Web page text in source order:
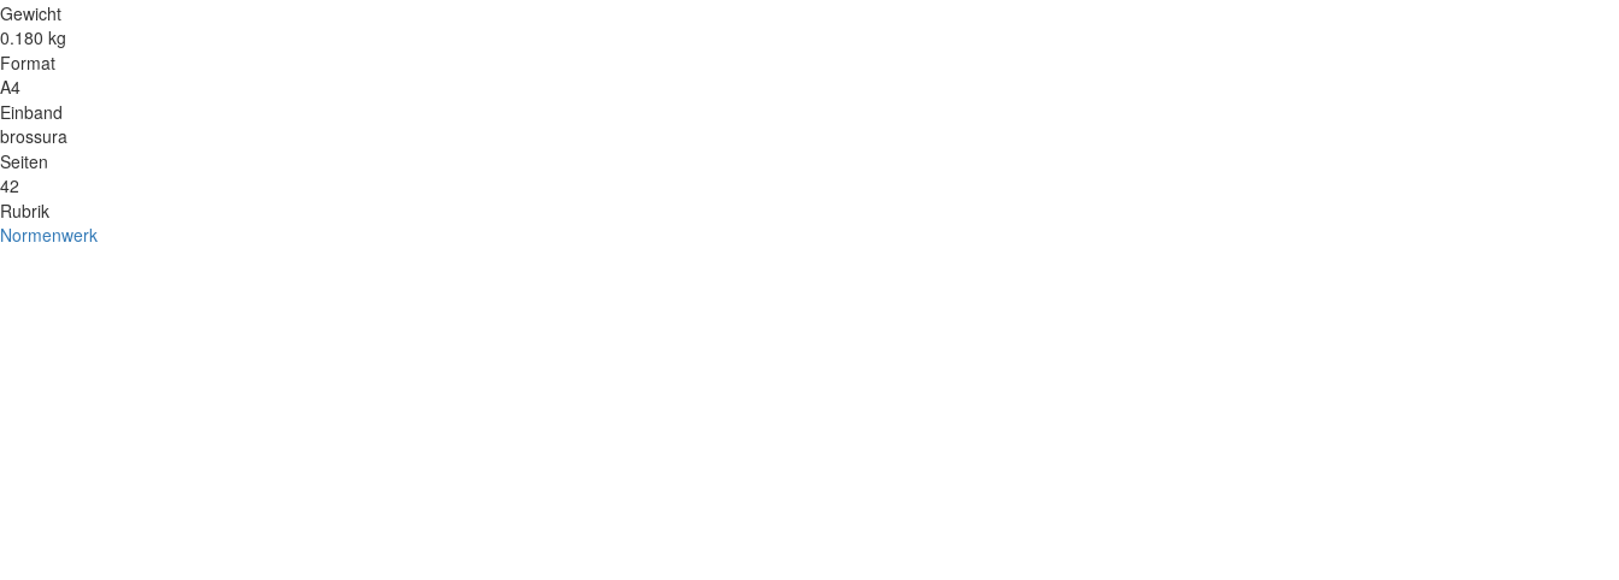
Gewicht
0.180 kg
Format
A4
Einband
brossura
Seiten
42
Rubrik
Normenwerk